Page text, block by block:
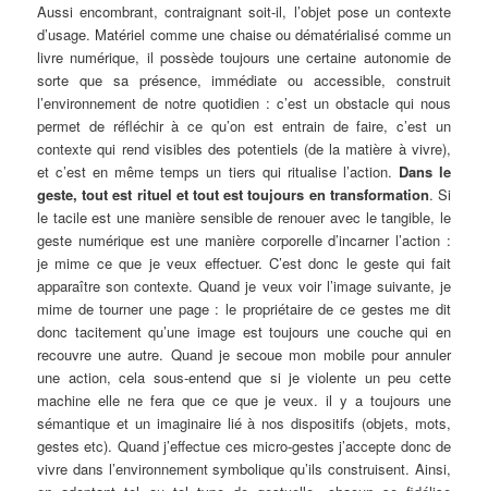
Aussi encombrant, contraignant soit-il, l’objet pose un contexte
d’usage. Matériel comme une chaise ou dématérialisé comme un
livre numérique, il possède toujours une certaine autonomie de
sorte que sa présence, immédiate ou accessible, construit
l’environnement de notre quotidien : c’est un obstacle qui nous
permet de réfléchir à ce qu’on est entrain de faire, c’est un
contexte qui rend visibles des potentiels (de la matière à vivre),
et c’est en même temps un tiers qui ritualise l’action. Dans le
geste, tout est rituel et tout est toujours en transformation. Si
le tacile est une manière sensible de renouer avec le tangible, le
geste numérique est une manière corporelle d’incarner l’action :
je mime ce que je veux effectuer. C’est donc le geste qui fait
apparaître son contexte. Quand je veux voir l’image suivante, je
mime de tourner une page : le propriétaire de ce gestes me dit
donc tacitement qu’une image est toujours une couche qui en
recouvre une autre. Quand je secoue mon mobile pour annuler
une action, cela sous-entend que si je violente un peu cette
machine elle ne fera que ce que je veux. il y a toujours une
sémantique et un imaginaire lié à nos dispositifs (objets, mots,
gestes etc). Quand j’effectue ces micro-gestes j’accepte donc de
vivre dans l’environnement symbolique qu’ils construisent. Ainsi,